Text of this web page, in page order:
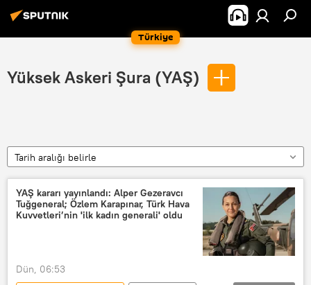
Türkiye
Yüksek Askeri Şura (YAŞ)
Tarih aralığı belirle
YAŞ kararı yayınlandı: Alper Gezeravcı
Tuğgeneral; Özlem Karapınar, Türk Hava
Kuvvetleri’nin 'ilk kadın generali' oldu
Dün, 06:53